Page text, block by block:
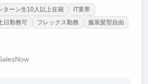
ターン生10人以上在籍
IT業界
日勤務可 フレックス勤務
服装髪型自由